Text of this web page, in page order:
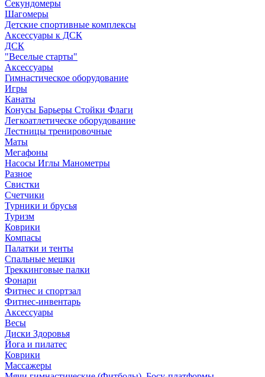
Секундомеры
Шагомеры
Детские спортивные комплексы
Аксессуары к ДСК
ДСК
"Веселые старты"
Аксессуары
Гимнастическое оборудование
Игры
Канаты
Конусы Барьеры Стойки Флаги
Легкоатлетическе оборудование
Лестницы тренировочные
Маты
Мегафоны
Насосы Иглы Манометры
Разное
Свистки
Счетчики
Турники и брусья
Туризм
Коврики
Компасы
Палатки и тенты
Спальные мешки
Треккинговые палки
Фонари
Фитнес и спортзал
Фитнес-инвентарь
Аксессуары
Весы
Диски Здоровья
Йога и пилатес
Коврики
Массажеры